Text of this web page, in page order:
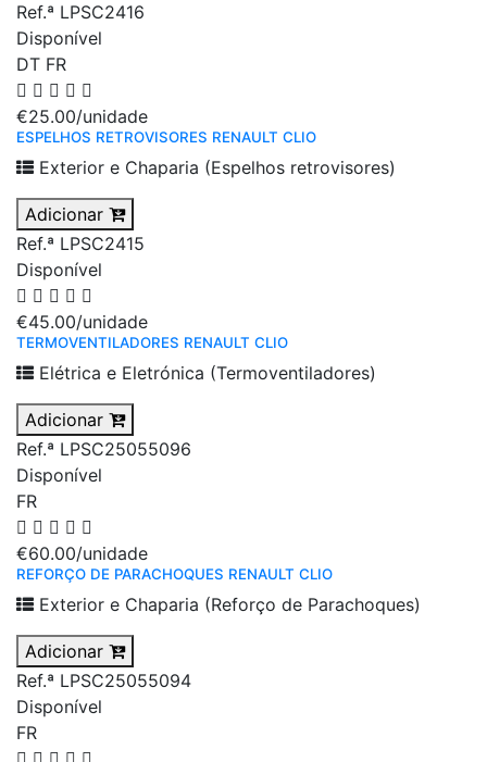
Ref.ª LPSC2416
Disponível
DT FR
€25.00/unidade
ESPELHOS RETROVISORES RENAULT CLIO
Exterior e Chaparia (Espelhos retrovisores)
Adicionar
Ref.ª LPSC2415
Disponível
€45.00/unidade
TERMOVENTILADORES RENAULT CLIO
Elétrica e Eletrónica (Termoventiladores)
Adicionar
Ref.ª LPSC25055096
Disponível
FR
€60.00/unidade
REFORÇO DE PARACHOQUES RENAULT CLIO
Exterior e Chaparia (Reforço de Parachoques)
Adicionar
Ref.ª LPSC25055094
Disponível
FR